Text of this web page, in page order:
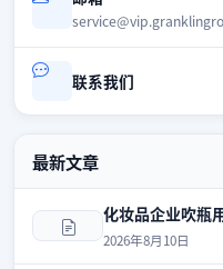
联系我们
最新文章
化妆品企业吹瓶
2026年8月10日